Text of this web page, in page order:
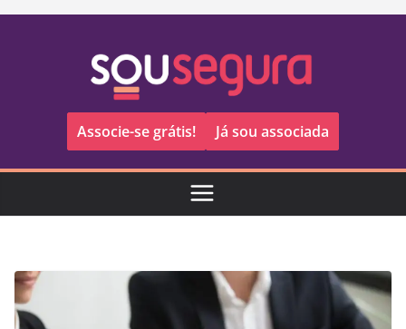
Pular
Associe-se grátis! Já sou associada